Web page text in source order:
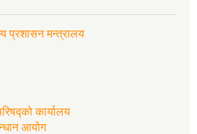
प्रशासन मन्त्रालय
कार्यालय
आयोग